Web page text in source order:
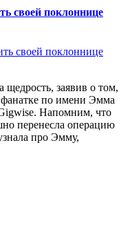
своей поклоннице
щедрость, заявив о том,
фанатке по имени Эмма
Напомним, что
перенесла операцию
про Эмму,